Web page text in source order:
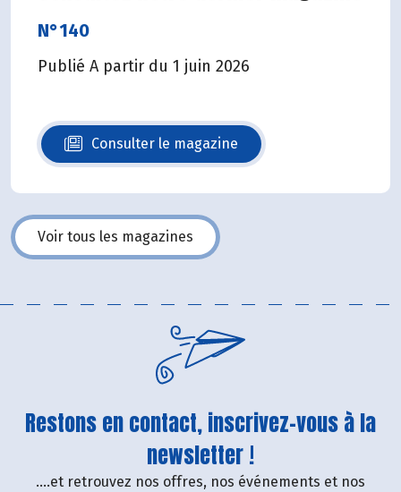
N°140
Publié A partir du 1 juin 2026
Consulter le magazine
N°140
Voir tous les magazines
Restons en contact, inscrivez-vous à la
newsletter !
....et retrouvez nos offres, nos événements et nos